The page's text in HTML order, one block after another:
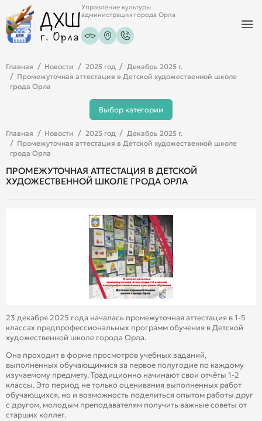
Управление культуры
администрации города Орла
Главная Новости 2025 год
Декабрь 2025 г.
Промежуточная аттестация в Детской художественной школе
грода Орла
Выбор категории
Главная Новости 2025 год
Декабрь 2025 г.
Промежуточная аттестация в Детской художественной школе
грода Орла
ПРОМЕЖУТОЧНАЯ АТТЕСТАЦИЯ В ДЕТСКОЙ
ХУДОЖЕСТВЕННОЙ ШКОЛЕ ГРОДА ОРЛА
23 декабря 2025 года началась промежуточная аттестация в 1-5
классах предпрофессиональных программ обучения в Детской
художественной школе города Орла.
Она проходит в форме просмотров учебных заданий,
выполненных обучающимися за первое полугодие по каждому
изучаемому предмету. Традиционно начинают свои отчёты 1-2
классы. Это период не только оценивания выполненных работ
обучающихся, но и возможность поделиться опытом работы друг
с другом, молодым преподавателям получить важные советы от
старших коллег.